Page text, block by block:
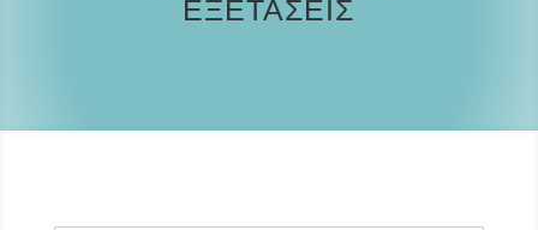
ΕΞΕΤΑΣΕΙΣ